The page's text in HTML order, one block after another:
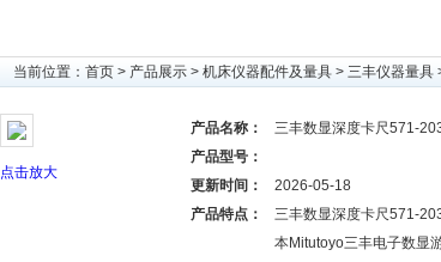
当前位置： 首页 > 产品展示 > 机床仪器配件及量具 > 三丰仪器量具
点击放大
产品名称：
三丰数显深度卡尺571-
产品型号：
更新时间：
2026-05-18
产品特点：
三丰数显深度卡尺571-
本Mitutoyo三丰电子数显